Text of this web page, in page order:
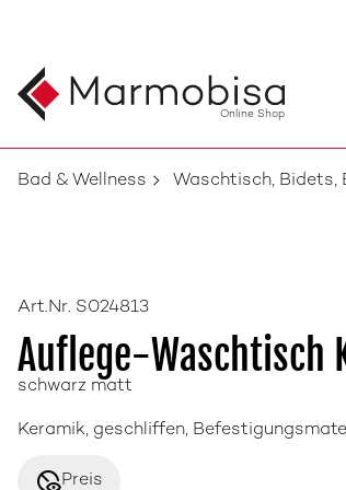
Online Shop
Bad & Wellness Waschtisch, Bidets,
Art.Nr. S024813
Auflege-Waschtisch
schwarz matt
Keramik, geschliffen,
disabled_visiblePreis